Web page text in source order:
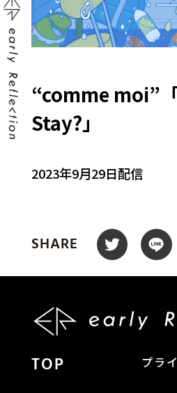
“comme moi”
Stay?」
2023年9月29日配信
SHARE
TOP プラ